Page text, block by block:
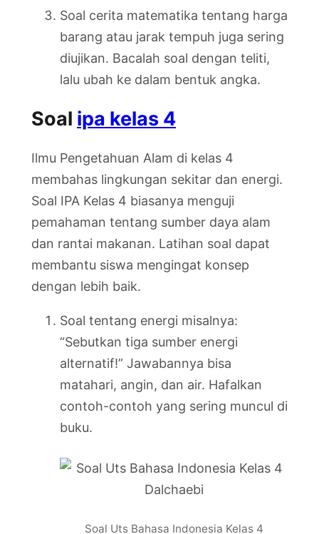
Soal cerita matematika tentang harga
barang atau jarak tempuh juga sering
diujikan. Bacalah soal dengan teliti,
lalu ubah ke dalam bentuk angka.
Soal ipa kelas 4
Ilmu Pengetahuan Alam di kelas 4
membahas lingkungan sekitar dan energi.
Soal IPA Kelas 4 biasanya menguji
pemahaman tentang sumber daya alam
dan rantai makanan. Latihan soal dapat
membantu siswa mengingat konsep
dengan lebih baik.
Soal tentang energi misalnya:
“Sebutkan tiga sumber energi
alternatif!” Jawabannya bisa
matahari, angin, dan air. Hafalkan
contoh-contoh yang sering muncul di
buku.
Soal Uts Bahasa Indonesia Kelas 4